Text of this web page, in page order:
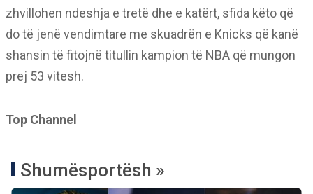
zhvillohen ndeshja e tretë dhe e katërt, sfida këto që
do të jenë vendimtare me skuadrën e Knicks që kanë
shansin të fitojnë titullin kampion të NBA që mungon
prej 53 vitesh.
Top Channel
Shumësportësh »